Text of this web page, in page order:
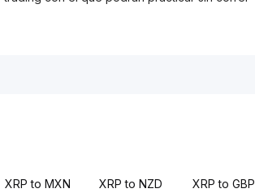
XRP to MXN XRP to NZD XRP to GBP